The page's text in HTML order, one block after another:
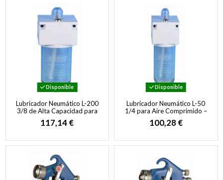
Disponible
Lubricador Neumático L-200
3/8 de Alta Capacidad para
Aire Comprimido
117,14 €
Disponible
Lubricador Neumático L-50
1/4 para Aire Comprimido –
Conexión R 1/4"
100,28 €